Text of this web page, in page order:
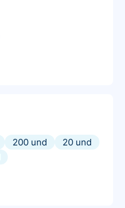
200 und
20 und